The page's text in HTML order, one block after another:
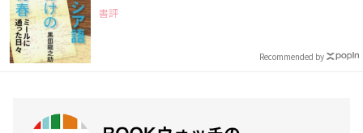
書評
Recommended by